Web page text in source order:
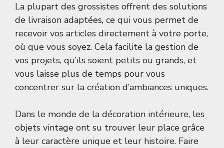
La plupart des grossistes offrent des solutions
de livraison adaptées, ce qui vous permet de
recevoir vos articles directement à votre porte,
où que vous soyez. Cela facilite la gestion de
vos projets, qu’ils soient petits ou grands, et
vous laisse plus de temps pour vous
concentrer sur la création d’ambiances uniques.
Dans le monde de la décoration intérieure, les
objets vintage ont su trouver leur place grâce
à leur caractère unique et leur histoire. Faire